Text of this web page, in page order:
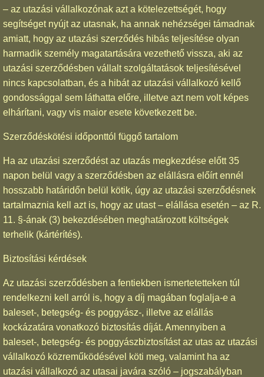
– az utazási vállalkozónak azt a kötelezettségét, hogy
segítséget nyújt az utasnak, ha annak nehézségei támadnak
amiatt, hogy az utazási szerződés hibás teljesítése olyan
harmadik személy magatartására vezethető vissza, aki az
utazási szerződésben vállalt szolgáltatások teljesítésével
nincs kapcsolatban, és a hibát az utazási vállalkozó kellő
gondossággal sem láthatta előre, illetve azt nem volt képes
elhárítani, vagy vis maior esete következett be.
Szerződéskötési időponttól függő tartalom
Ha az utazási szerződést az utazás megkezdése előtt 35
napon belül vagy a szerződésben az elállásra előírt ennél
hosszabb határidőn belül kötik, úgy az utazási szerződésnek
tartalmaznia kell azt is, hogy az utast – elállása esetén – az R.
11. §-ának (3) bekezdésében meghatározott költségek
terhelik (kártérítés).
Biztosítási kérdések
Az utazási szerződésben a fentiekben ismertetetteken túl
rendelkezni kell arról is, hogy a díj magában foglalja-e a
baleset-, betegség- és poggyász-, illetve az elállás
kockázatára vonatkozó biztosítás díját. Amennyiben a
baleset-, betegség- és poggyászbiztosítást az utas az utazási
vállalkozó közreműködésével köti meg, valamint ha az
utazási vállalkozó az utasai javára szóló – jogszabályban